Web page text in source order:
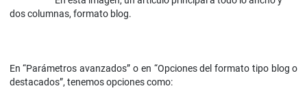
dos columnas, formato blog.
En “Parámetros avanzados” o en “Opciones del formato tipo blog o
destacados”, tenemos opciones como: